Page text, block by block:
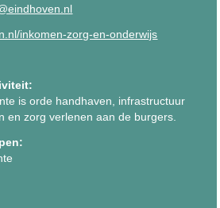
inkomen-zorg-en-onderwijs
is orde handhaven, infrastructuur
en zorg verlenen aan de burgers.